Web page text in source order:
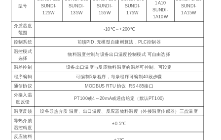
型号
SUNDI-
125W
SUNDI-
135W
SUNDI-
155W
SUNDI-
175W
1A10
SUNDI-
1A10W
SUNDI-
1A15W
介质温度
范围
-10℃～+200℃
控制系统
前馈PID ,无模型自建树算法，PLC控制器
温控模式
选择
物料温度控制与设备出口温度控制模式 可自由选择
温差控制 设备出口温度与反应物料温度的温差可控制、可设定
程序编辑
可编制5条程序，每条程序可编制40段步骤
通信协议
MODBUS RTU 协议 RS 485接口
外接入温
度反馈
PT100或4～20mA或通信给定（默认PT100)
温度反馈
设备导热介质 温度、出口温度、反应器物料温度（外接温度传感器）三点温度
导热介质
温控精度
±0.5℃
反应物料